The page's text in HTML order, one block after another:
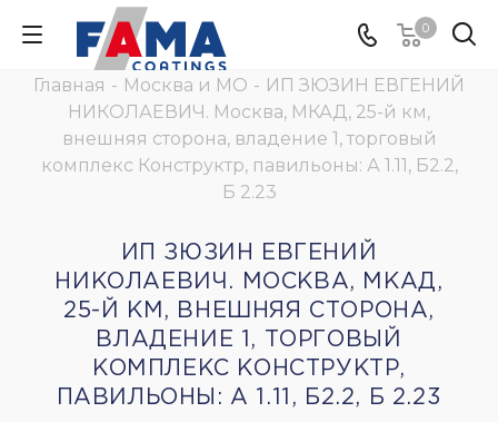
0
Главная - Москва и МО - ИП ЗЮЗИН ЕВГЕНИЙ
НИКОЛАЕВИЧ. Москва, МКАД, 25-й км,
внешняя сторона, владение 1, торговый
комплекс Конструктр, павильоны: А 1.11, Б2.2,
Б 2.23
ИП ЗЮЗИН ЕВГЕНИЙ
НИКОЛАЕВИЧ. МОСКВА, МКАД,
25-Й КМ, ВНЕШНЯЯ СТОРОНА,
ВЛАДЕНИЕ 1, ТОРГОВЫЙ
КОМПЛЕКС КОНСТРУКТР,
ПАВИЛЬОНЫ: А 1.11, Б2.2, Б 2.23